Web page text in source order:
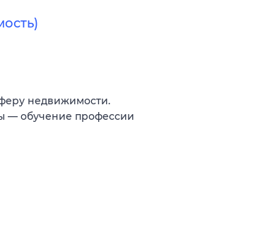
недвижимости.
— обучение профессии